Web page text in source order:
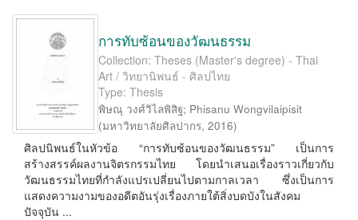
การทับซ้อนของวัฒนธรรม
Collection: Theses (Master's degree) - Thai
Art / วิทยานิพนธ์ - ศิลปไทย
Type: Thesis
พิษณุ วงศ์วิไลพิสิฐ; Phisanu Wongvilaipisit
(มหาวิทยาลัยศิลปากร, 2016)
ศิลปนิพนธ์ในหัวข้อ “การทับซ้อนของวัฒนธรรม” เป็นการ
สร้างสรรค์ผลงานจิตรกรรมไทย โดยนำเสนอเรื่องราวเกี่ยวกับ
วัฒนธรรมไทยที่กำลังแปรเปลี่ยนไปตามกาลเวลา ซึ่งเป็นการ
แสดงความงามของอดีตอันรุ่งเรื่องภายใต้สิ่งบดบังในสังคม
ปัจจุบัน ...